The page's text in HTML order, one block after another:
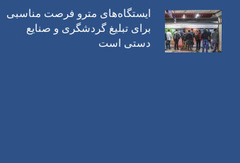
ایستگاه‌های مترو فرصت مناسبی
برای تبلیغ گردشگری و صنایع
دستی است